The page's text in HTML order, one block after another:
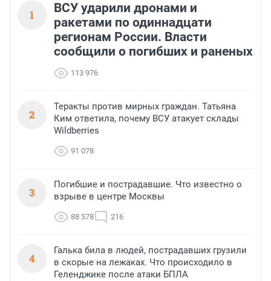
1
ВСУ ударили дронами и
ракетами по одиннадцати
регионам России. Власти
сообщили о погибших и раненых
113 976
2
Теракты против мирных граждан. Татьяна
Ким ответила, почему ВСУ атакует склады
Wildberries
91 078
3
Погибшие и пострадавшие. Что известно о
взрыве в центре Москвы
88 578 216
4
Галька била в людей, пострадавших грузили
в скорые на лежаках. Что происходило в
Геленджике после атаки БПЛА